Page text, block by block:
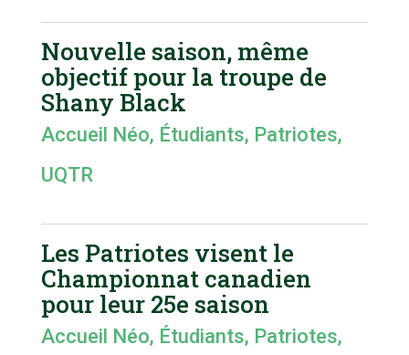
Nouvelle saison, même
objectif pour la troupe de
Shany Black
Accueil Néo, Étudiants, Patriotes,
UQTR
Les Patriotes visent le
Championnat canadien
pour leur 25e saison
Accueil Néo, Étudiants, Patriotes,